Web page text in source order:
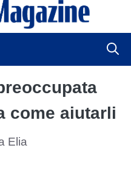
come aiutarli
Elia